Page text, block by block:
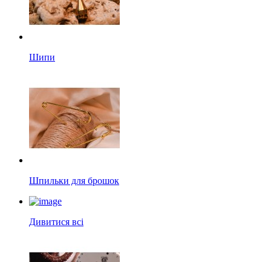
Шипи
Шпильки для брошок
Дивитися всі